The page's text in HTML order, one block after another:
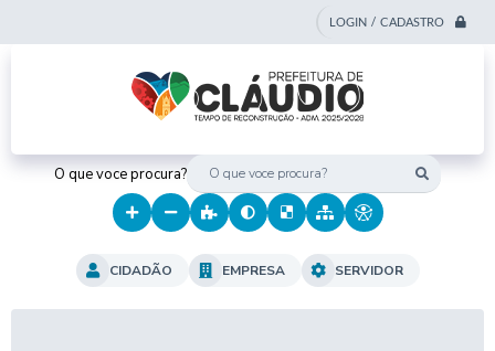
LOGIN / CADASTRO
O que voce procura?
CIDADÃO EMPRESA SERVIDOR